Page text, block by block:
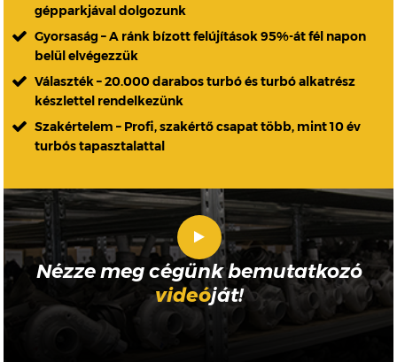
gépparkjával dolgozunk
Gyorsaság – A ránk bízott felújítások 95%-át fél napon
belül elvégezzük
Választék – 20.000 darabos turbó és turbó alkatrész
készlettel rendelkezünk
Szakértelem – Profi, szakértő csapat több, mint 10 év
turbós tapasztalattal
Nézze meg cégünk bemutatkozó
videóját!